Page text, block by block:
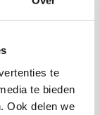
te
te bieden
Ook delen we
‘Mon
de